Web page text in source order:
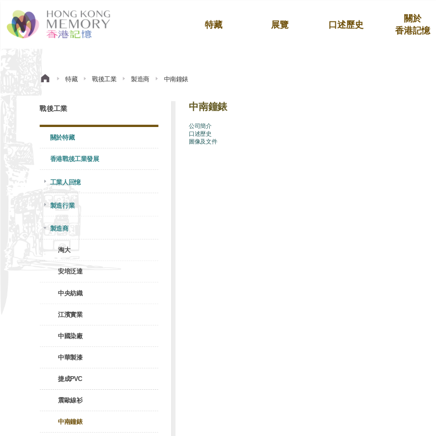
特藏 展覽 口述歷史
關於
香港記憶
特藏 戰後工業 製造商 中南鐘錶
戰後工業
關於特藏
香港戰後工業發展
工業人回憶
製造行業
製造商
淘大
安培泛達
中央紡織
江濱實業
中國染廠
中華製漆
捷成PVC
震歐線衫
中南鐘錶
中南鐘錶
公司簡介
口述歷史
圖像及文件